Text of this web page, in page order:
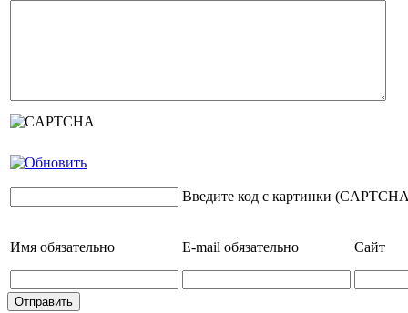
Введите код с картинки
Имя обязательно E-mail обязательно Сайт